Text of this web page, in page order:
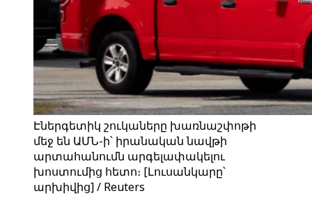
Էներգետիկ շուկաները խառնաշփոթի
մեջ են ԱՄՆ-ի՝ իրանական նավթի
արտահանումն արգելափակելու
խոստումից հետո։ [Լուսանկարը՝
արխիվից] / Reuters